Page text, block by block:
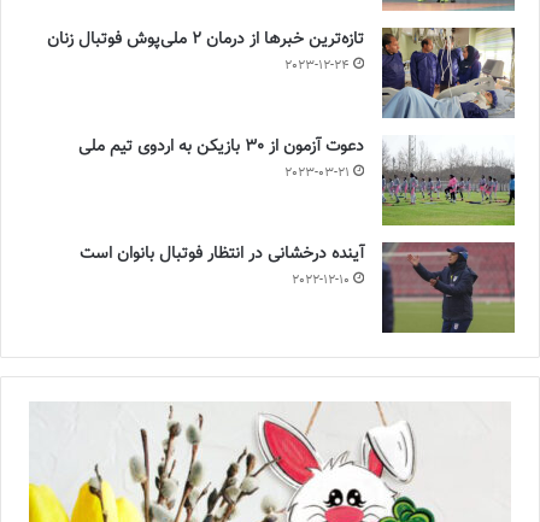
تازه‌ترین خبرها از درمان ۲ ملی‌پوش فوتبال زنان
2023-12-24
دعوت آزمون از 30 بازیکن به اردوی تیم ملی
2023-03-21
آینده درخشانی در انتظار فوتبال بانوان است
2022-12-10